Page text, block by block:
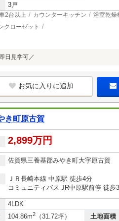
3戸
2台以上 カウンターキッチン
浴室乾燥
クローゼット
日見学可／
お気に入りに追加
き町原古賀
2,899万円
佐賀県三養基郡みやき町大字原古賀
ＪＲ長崎本線 中原駅 徒歩4分
コミュニティバス JR中原駅前停 徒歩
4LDK
104.86m2 （31.72坪） 土地面積